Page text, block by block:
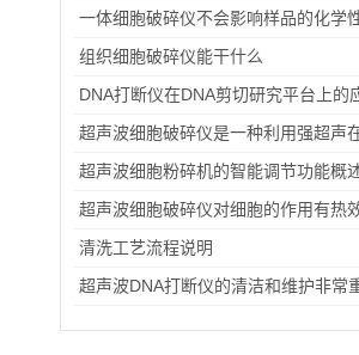
一体细胞破碎仪不会影响样品的化学
组织细胞破碎仪能干什么
DNA打断仪在DNA剪切研究平台上的
超声波细胞粉碎机的智能调节功能概
清洗工艺流程说明
超声波DNA打断仪的清洁和维护非常